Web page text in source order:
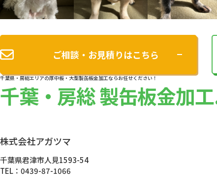
ご相談・お見積りはこちら
千葉県・房総エリアの厚中板・大型製缶板金加工ならお任せください！
千葉・房総 製缶板金加
株式会社アガツマ
千葉県君津市人見1593-54
TEL：0439-87-1066